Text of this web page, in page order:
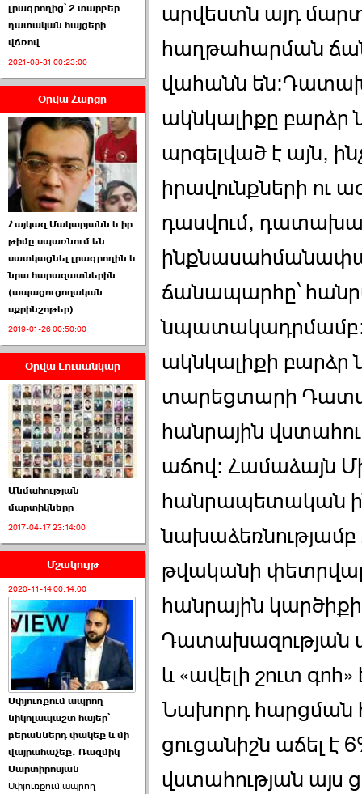
ՏԵՍԱՆՅՈՒԹ․ Ի՞նչ
իրավիճակ է այս ›››
2026-07-04 10:40:00
Սահմանադրական
դատարանը մերժեց ›››
2026-07-02 00:39:00
ՈՒՂԻՂ․ ԱԺ-ն
Կառավարության ›››
2026-07-01 00:52:00
ՍԴ-ն հուլիսի 1-ին
կհեռանա ›››
2026-07-01 00:08:00
Աննա Վարդապետյանն
ուղերձ է հղել ›››
2026-06-25 23:21:00
լրագրողից՝ 2 տարբեր
դատական հայցերի
վճռով
2021-08-31 00:23:00
Օրվա Հարցը
Հայկազ Մակարյանն և իր
թիմը սպառնում են
սատկացնել լրագրողին և
նրա հարազատներին
(ապացուցողական
սքրինշոթեր)
2019-01-26 00:50:00
Օրվա Լուսանկար
Անմահության
մարտիկները
2017-04-17 23:14:00
Մշակույթ
2020-11-14 00:14:00
Սփյուռքում ապրող
նիկոլապաշտ հայեր՝
բերաններդ փակեք և մի
վայրահաչեք. Ռազմիկ
Մարտիրոսյան
Սփյուռքում ապրող
արվեստն այդ
հաղթահարման
վահանն
ակնկալիքը
արգելված է այն,
իրավունքների ու
դասվում,
ճանապարհը՝
ակնկալիքի բարձր
տարեցտարի
հանրային
աճով: Համաձայն
հանրապետական
թվականի
հանրային կարծիքի
Դատախազության
և «ավելի շուտ
Նախորդ հարցման
ցուցանիշն աճել է
վստահության այս